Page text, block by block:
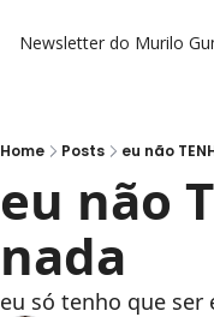
Newsletter do Murilo
Home Posts eu não
eu não
nada
eu só tenho que ser